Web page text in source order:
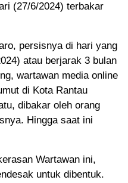
(27/6/2024) terbakar
persisnya di hari yang
atau berjarak 3 bulan
wartawan media online
di Kota Rantau
dibakar oleh orang
Hingga saat ini
Wartawan ini,
untuk dibentuk.